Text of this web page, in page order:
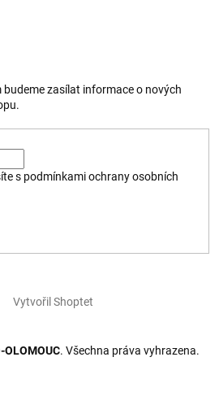
budeme zasílat informace o nových
s podmínkami ochrany osobních
Vytvořil Shoptet
OLOMOUC. Všechna práva vyhrazena.